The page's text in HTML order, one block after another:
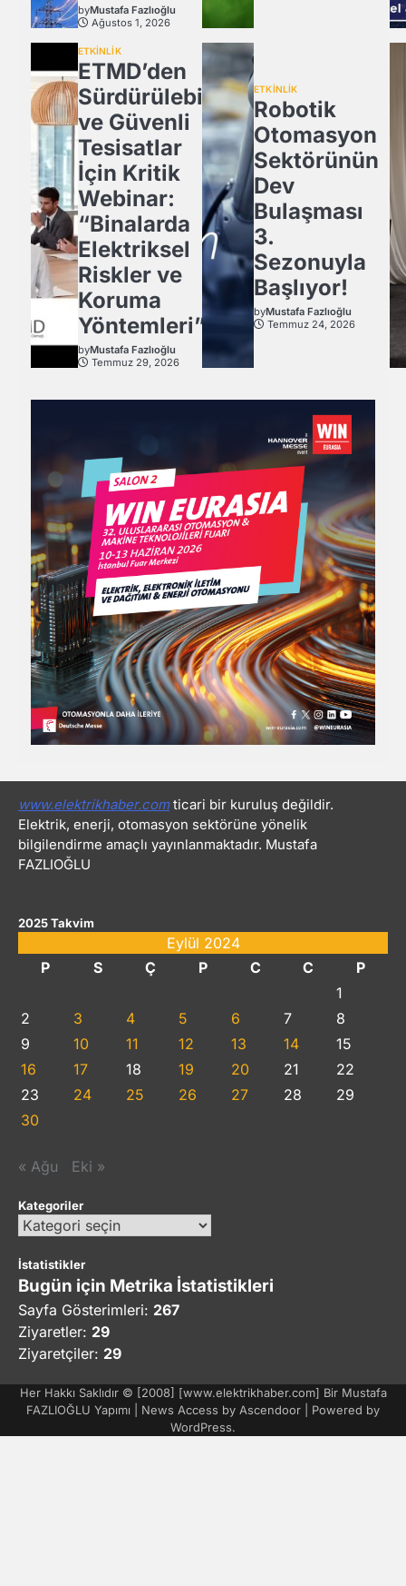
byMustafa Fazlıoğlu
Ağustos 1, 2026
ETKİNLİK
ETMD’den
Sürdürülebilir
ve Güvenli
Tesisatlar
İçin Kritik
Webinar:
“Binalarda
Elektriksel
Riskler ve
Koruma
Yöntemleri”
byMustafa Fazlıoğlu
Temmuz 29, 2026
ETKİNLİK
Robotik
Otomasyon
Sektörünün
Dev
Bulaşması
3.
Sezonuyla
Başlıyor!
byMustafa Fazlıoğlu
Temmuz 24, 2026
www.elektrikhaber.comticari bir kuruluş değildir.
Elektrik, enerji, otomasyon sektörüne yönelik
bilgilendirme amaçlı yayınlanmaktadır. Mustafa
FAZLIOĞLU
2025 Takvim
Eylül 2024
P
S Ç P C C
P
1
2
3 4 5 6 7
8
9
10 11 12 13 14
15
16
17 18 19 20 21
22
23
24 25 26 27 28
29
30
« Ağu Eki »
Kategoriler
Kategoriler
İstatistikler
Bugün için Metrika İstatistikleri
Sayfa Gösterimleri: 267
Ziyaretler: 29
Ziyaretçiler: 29
Her Hakkı Saklıdır © [2008] [www.elektrikhaber.com] Bir Mustafa
FAZLIOĞLU Yapımı | News Access by Ascendoor | Powered by
WordPress.